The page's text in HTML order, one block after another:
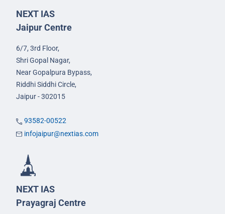
NEXT IAS
Jaipur Centre
6/7, 3rd Floor,
Shri Gopal Nagar,
Near Gopalpura Bypass,
Riddhi Siddhi Circle,
Jaipur - 302015
93582-00522
infojaipur@nextias.com
NEXT IAS
Prayagraj Centre